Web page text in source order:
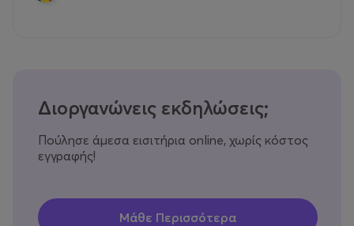
Διοργανώνεις εκδηλώσεις;
Πούλησε άμεσα εισιτήρια online, χωρίς κόστος
εγγραφής!